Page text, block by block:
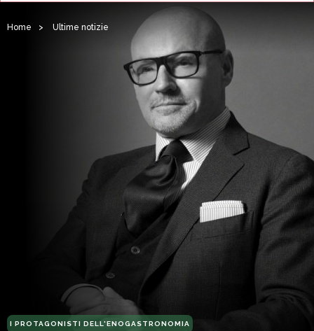
Home > Ultime notizie
I PROTAGONISTI DELL'ENOGASTRONOMIA